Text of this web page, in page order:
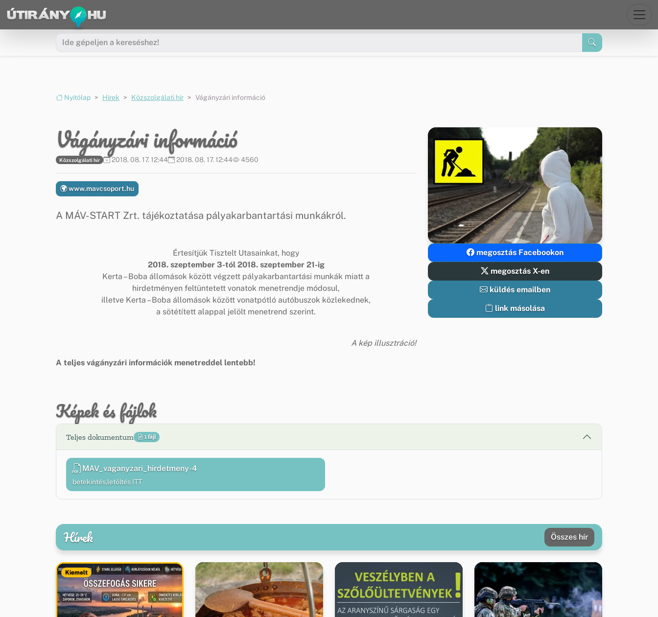
Ugrás a menüre
Ugrás a tartalomra
Nyitólap Hírek Közszolgálati hír Vágányzári információ
Vágányzári információ
Közszolgálati hír 2018. 08. 17. 12:44 2018. 08. 17. 12:44 4560
www.mavcsoport.hu
A MÁV-START Zrt. tájékoztatása pályakarbantartási munkákról.
Értesítjük Tisztelt Utasainkat, hogy
2018. szeptember 3-tól 2018. szeptember 21-ig
Kerta – Boba állomások között végzett pályakarbantartási munkák miatt a
hirdetményen feltüntetett vonatok menetrendje módosul,
illetve Kerta – Boba állomások között vonatpótló autóbuszok közlekednek,
a sötétített alappal jelölt menetrend szerint.
A kép illusztráció!
A teljes vágányzári információk menetreddel lentebb!
megosztás Facebookon
megosztás X-en
küldés emailben
link másolása
Képek és fájlok
Teljes dokumentum 1 fájl
MAV_vaganyzari_hirdetmeny-4
betekintés,letöltés ITT
Hírek Összes hír
Kiemelt